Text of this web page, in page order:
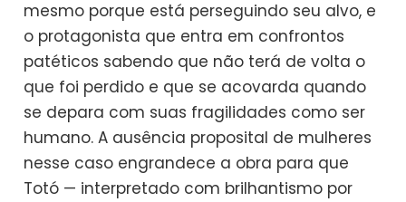
mesmo porque está perseguindo seu alvo, e
o protagonista que entra em confrontos
patéticos sabendo que não terá de volta o
que foi perdido e que se acovarda quando
se depara com suas fragilidades como ser
humano. A ausência proposital de mulheres
nesse caso engrandece a obra para que
Totó — interpretado com brilhantismo por